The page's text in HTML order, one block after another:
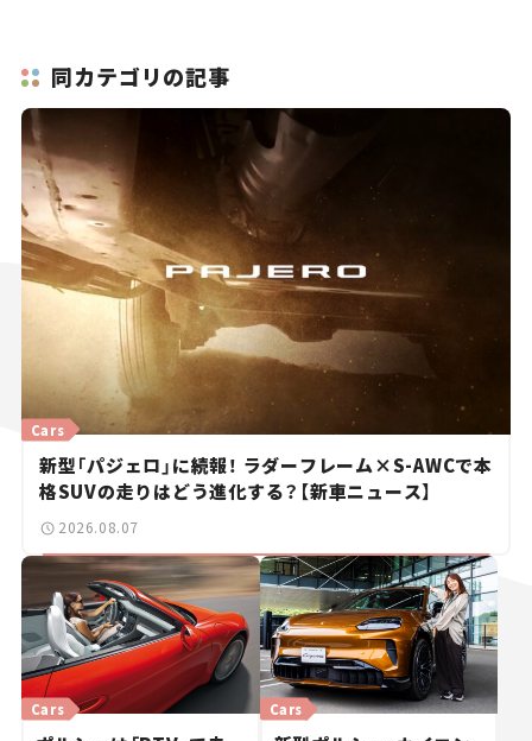
同カテゴリの記事
新型「パジェロ」に続報！ ラダーフレーム×S-AWCで本
格SUVの走りはどう進化する？【新車ニュース】
Cars
2026.08.07
Cars Cars